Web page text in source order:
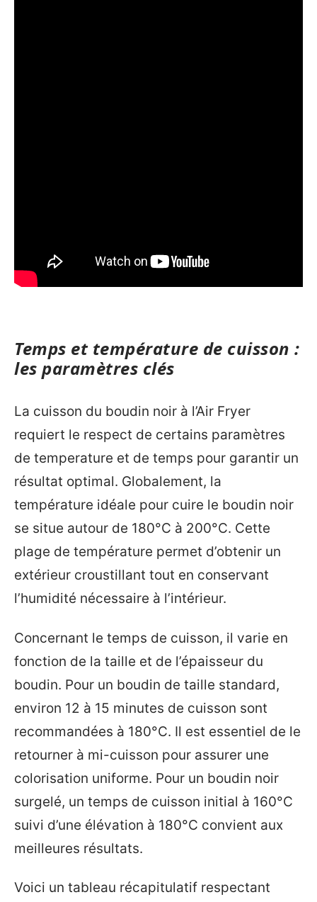
Temps et température de cuisson :
les paramètres clés
La cuisson du boudin noir à l’Air Fryer
requiert le respect de certains paramètres
de temperature et de temps pour garantir un
résultat optimal. Globalement, la
température idéale pour cuire le boudin noir
se situe autour de 180°C à 200°C. Cette
plage de température permet d’obtenir un
extérieur croustillant tout en conservant
l’humidité nécessaire à l’intérieur.
Concernant le temps de cuisson, il varie en
fonction de la taille et de l’épaisseur du
boudin. Pour un boudin de taille standard,
environ 12 à 15 minutes de cuisson sont
recommandées à 180°C. Il est essentiel de le
retourner à mi-cuisson pour assurer une
colorisation uniforme. Pour un boudin noir
surgelé, un temps de cuisson initial à 160°C
suivi d’une élévation à 180°C convient aux
meilleures résultats.
Voici un tableau récapitulatif respectant